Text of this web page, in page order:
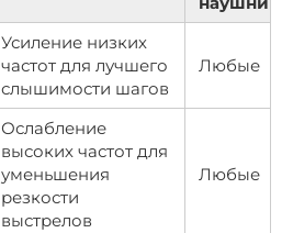
Усиление низких
частот для лучшего
слышимости шагов
Любые
Ослабление
высоких частот для
уменьшения
резкости
выстрелов
Любые